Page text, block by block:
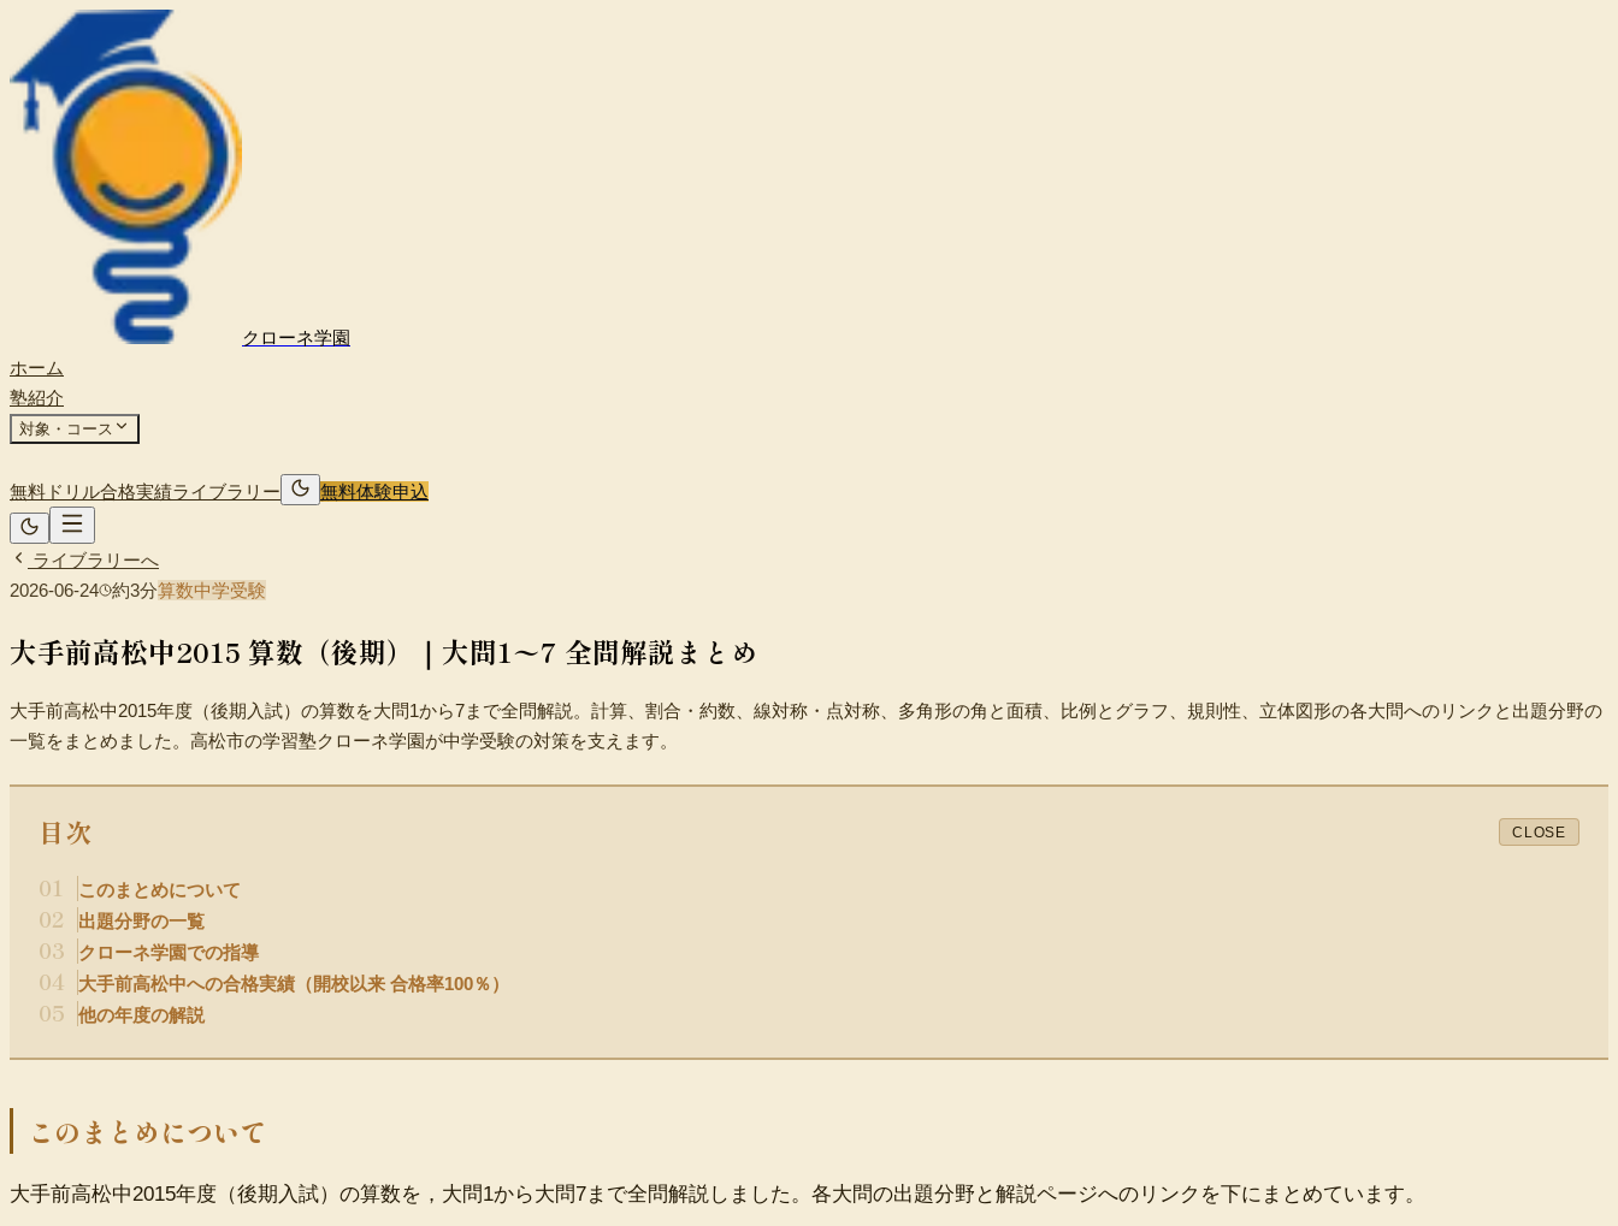
クローネ学園
ホーム
塾紹介
対象・コース
無料ドリル合格実績ライブラリー 無料体験申込
ライブラリーへ
2026-06-24
約3分算数中学受験
大手前高松中2015 算数（後期）｜大問1〜7 全問解説まとめ
大手前高松中2015年度（後期入試）の算数を大問1から7まで全問解説。計算、割合・約数、線対称・点対称、多角形の角と面積、比例とグラフ、規則性、立体図形の各大問へのリンクと出題分野の
一覧をまとめました。高松市の学習塾クローネ学園が中学受験の対策を支えます。
目次 CLOSE
01 このまとめについて
02 出題分野の一覧
03 クローネ学園での指導
04 大手前高松中への合格実績（開校以来 合格率100％）
05 他の年度の解説
このまとめについて
大手前高松中2015年度（後期入試）の算数を，大問1から大問7まで全問解説しました。各大問の出題分野と解説ページへのリンクを下にまとめています。